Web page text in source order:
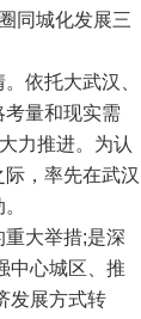
同城化发展三
依托大武汉、
量和现实需
力推进。为认
，率先在武汉
大举措;是深
中心城区、推
发展方式转